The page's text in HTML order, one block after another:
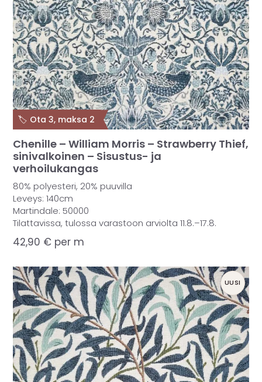
Chenille – William Morris – Strawberry Thief,
sinivalkoinen – Sisustus- ja
verhoilukangas
80% polyesteri, 20% puuvilla
Leveys: 140cm
Martindale: 50000
Tilattavissa, tulossa varastoon arviolta 11.8.–17.8.
42,90 € per m
🏷️ Ota 3, maksa 2
UUSI